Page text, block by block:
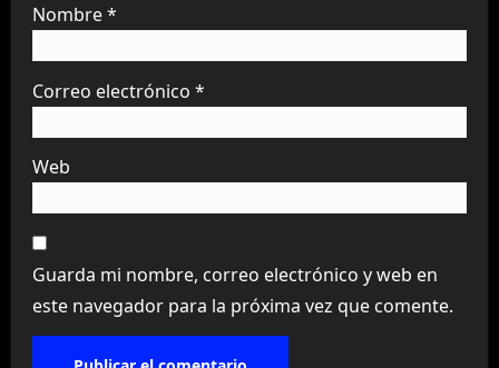
Nombre*
Correo electrónico *
Web
Guarda mi nombre, correo electrónico y web en
este navegador para la próxima vez que comente.